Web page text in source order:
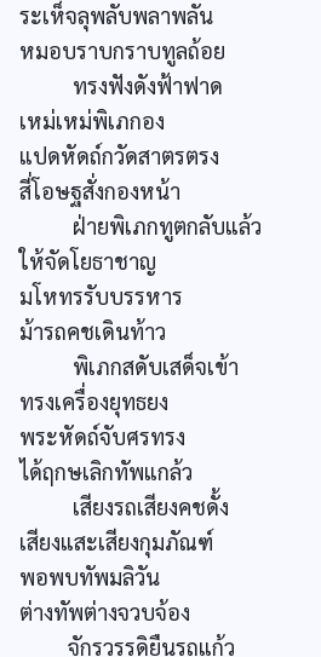
ระเห็จลุพลับพลาพลัน
หมอบราบกราบทูลถ้อย
ทรงฟังดังฟ้าฟาด
เหม่เหม่พิเภกอง
แปดหัดถ์กวัดสาตรตรง
สี่โอษฐสั่งกองหน้า
ฝ่ายพิเภกทูตกลับแล้ว
ให้จัดโยธาชาญ
มโหทรรับบรรหาร
ม้ารถคชเดินท้าว
พิเภกสดับเสด็จเข้า
ทรงเครื่องยุทธยง
พระหัดถ์จับศรทรง
ได้ฤกษเลิกทัพแกล้ว
เสียงรถเสียงคชดั้ง
เสียงแสะเสียงกุมภัณฑ์
พอพบทัพมลิวัน
ต่างทัพต่างจวบจ้อง
จักรวรรดิยืนรถแก้ว